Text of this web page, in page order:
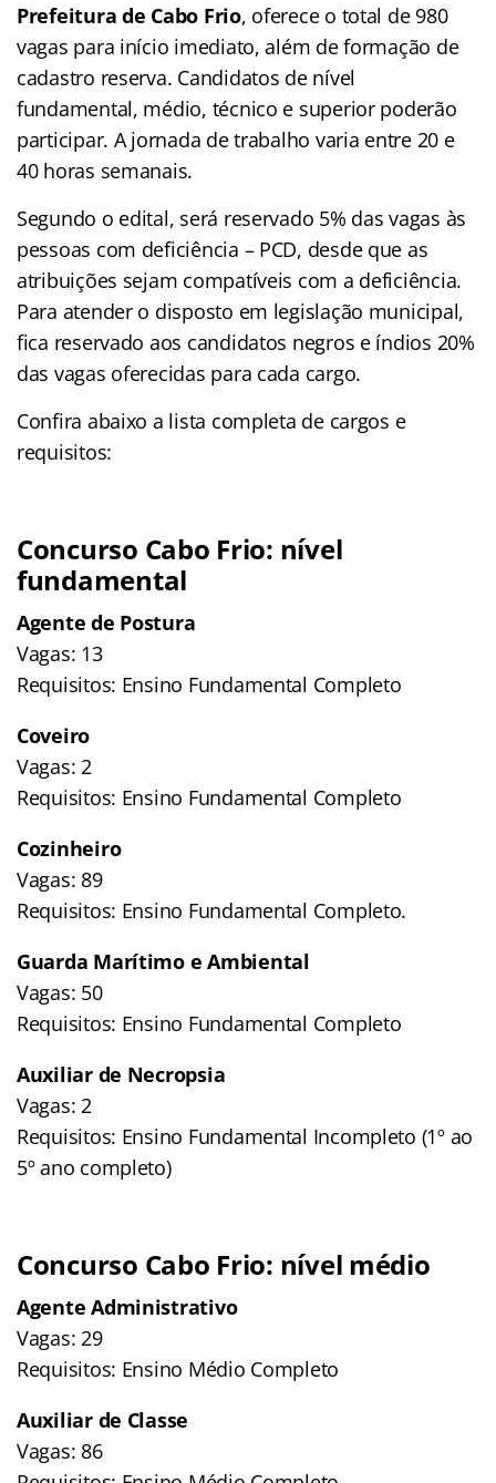
Prefeitura de Cabo Frio, oferece o total de 980
vagas para início imediato, além de formação de
cadastro reserva. Candidatos de nível
fundamental, médio, técnico e superior poderão
participar. A jornada de trabalho varia entre 20 e
40 horas semanais.
Segundo o edital, será reservado 5% das vagas às
pessoas com deficiência – PCD, desde que as
atribuições sejam compatíveis com a deficiência.
Para atender o disposto em legislação municipal,
fica reservado aos candidatos negros e índios 20%
das vagas oferecidas para cada cargo.
Confira abaixo a lista completa de cargos e
requisitos:
Concurso Cabo Frio: nível
fundamental
Agente de Postura
Vagas: 13
Requisitos: Ensino Fundamental Completo
Coveiro
Vagas: 2
Requisitos: Ensino Fundamental Completo
Cozinheiro
Vagas: 89
Requisitos: Ensino Fundamental Completo.
Guarda Marítimo e Ambiental
Vagas: 50
Requisitos: Ensino Fundamental Completo
Auxiliar de Necropsia
Vagas: 2
Requisitos: Ensino Fundamental Incompleto (1º ao
5º ano completo)
Concurso Cabo Frio: nível médio
Agente Administrativo
Vagas: 29
Requisitos: Ensino Médio Completo
Auxiliar de Classe
Vagas: 86